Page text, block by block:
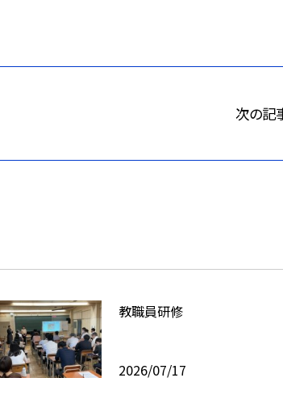
次の記
教職員研修
2026/07/17